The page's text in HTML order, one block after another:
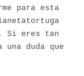
para esta
Si eres tan
una duda que